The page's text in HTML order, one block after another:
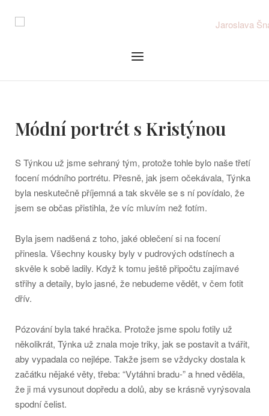
Menu
Módní portrét s Kristýnou
S Týnkou už jsme sehraný tým, protože tohle bylo naše třetí
focení módního portrétu. Přesně, jak jsem očekávala, Týnka
byla neskutečně příjemná a tak skvěle se s ní povídalo, že
jsem se občas přistihla, že víc mluvím než fotím.
Byla jsem nadšená z toho, jaké oblečení si na focení
přinesla. Všechny kousky byly v pudrových odstínech a
skvěle k sobě ladily. Když k tomu ještě připočtu zajímavé
střihy a detaily, bylo jasné, že nebudeme vědět, v čem fotit
dřív.
Pózování byla také hračka. Protože jsme spolu fotily už
několikrát, Týnka už znala moje triky, jak se postavit a tvářit,
aby vypadala co nejlépe. Takže jsem se vždycky dostala k
začátku nějaké věty, třeba: “Vytáhni bradu-” a hned věděla,
že ji má vysunout dopředu a dolů, aby se krásně vyrýsovala
spodní čelist.